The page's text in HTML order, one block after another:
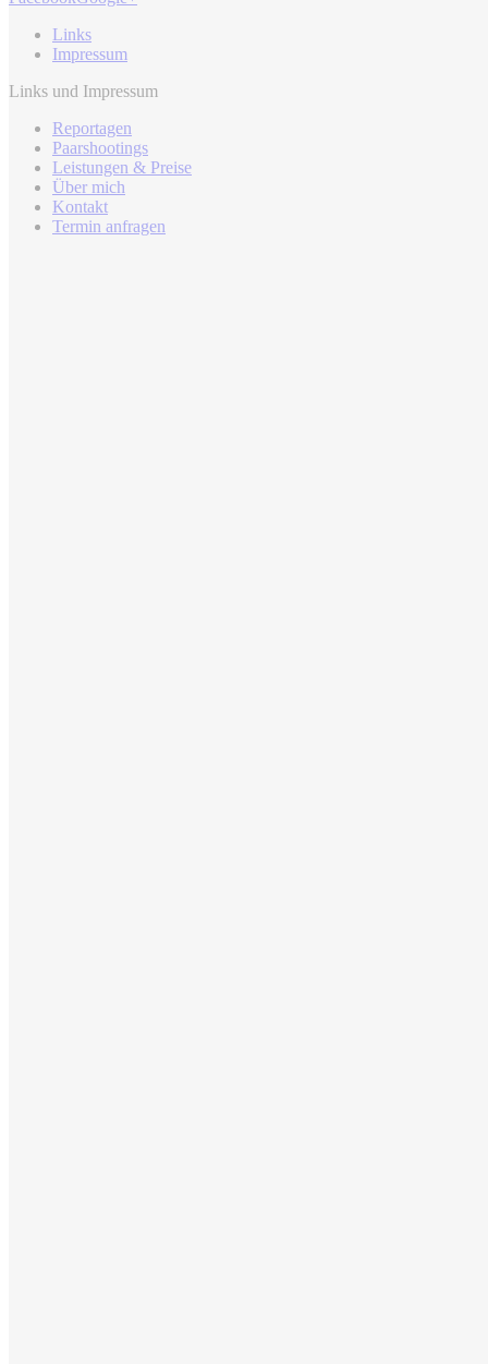
Links
Impressum
Links und Impressum
Reportagen
Paarshootings
Leistungen & Preise
Über mich
Kontakt
Termin anfragen